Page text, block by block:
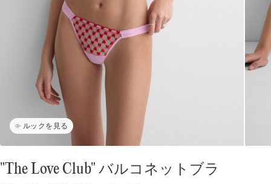
ルックを見る
"The Love Club" バルコネットブラ